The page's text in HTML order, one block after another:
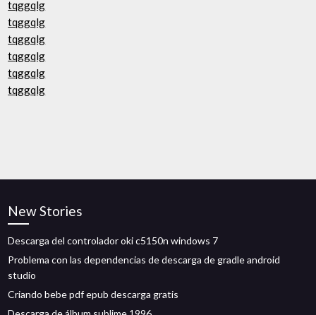
tqggqlg
tqggqlg
tqggqlg
tqggqlg
tqggqlg
tqggqlg
New Stories
Descarga del controlador oki c5150n windows 7
Problema con las dependencias de descarga de gradle android
studio
Criando bebe pdf epub descarga gratis